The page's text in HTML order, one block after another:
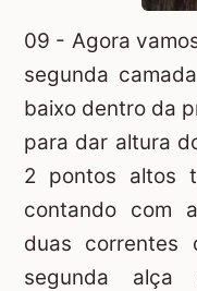
09 - Agora
segunda
baixo dentro da
para dar altura
2 pontos altos
contando com
duas correntes
segunda